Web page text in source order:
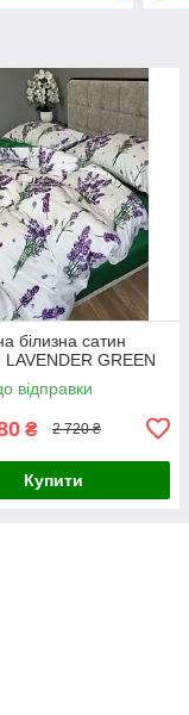
білизна сатин
LAVENDER GREEN
відправки
₴ 2 720 ₴
Купити